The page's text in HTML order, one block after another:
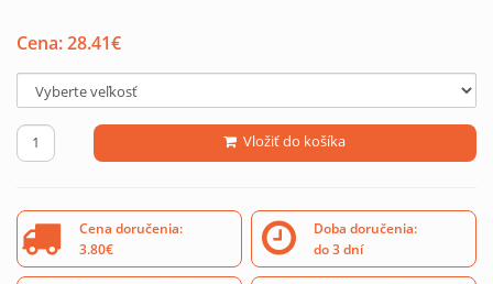
Cena:28.41€
Vložiť do košíka
Cena doručenia:
3.80€
Doba doručenia:
do 3 dní